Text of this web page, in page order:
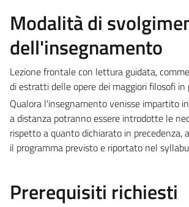
Modalità di
dell'insegnamento
Lezione frontale con lettura guidata,
di estratti delle opere dei maggiori filosofi in
Qualora l'insegnamento venisse impartito
a distanza potranno essere introdotte le
rispetto a quanto dichiarato in precedenza,
il programma previsto e riportato nel
Prerequisiti richiesti